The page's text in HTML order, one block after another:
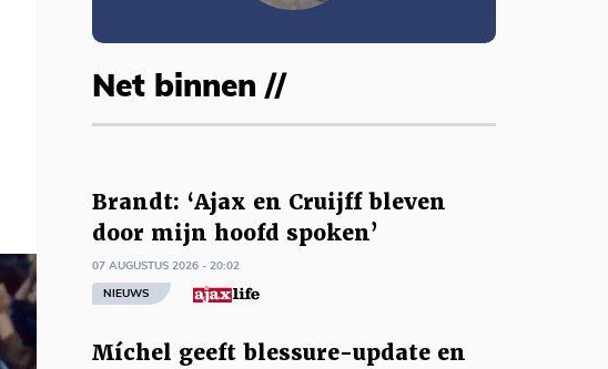
Net binnen //
Brandt: ‘Ajax en Cruijff bleven
door mijn hoofd spoken’
07 AUGUSTUS 2026 - 20:02
NIEUWS
Míchel geeft blessure-update en